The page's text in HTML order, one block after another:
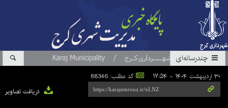
چندرسانه‌ای
۳۰ اردیبهشت ۱۴۰۴ - ۱۷:۵۴
کد مطلب: 88346
دریافت تصاویر